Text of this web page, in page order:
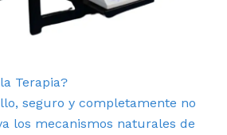
Terapia?
seguro y completamente no
los mecanismos naturales de